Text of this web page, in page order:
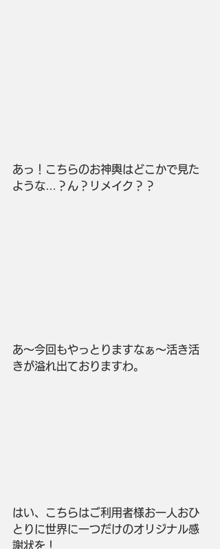
あっ！こちらのお神輿はどこかで見た
ような…？ん？リメイク？？
あ～今回もやっとりますなぁ～活き活
きが溢れ出ておりますわ。
はい、こちらはご利用者様お一人おひ
とりに世界に一つだけのオリジナル感
謝状を！